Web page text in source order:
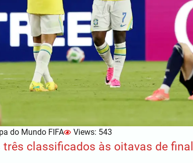
do Mundo FIFA Views: 543
três classificados às oitavas de final